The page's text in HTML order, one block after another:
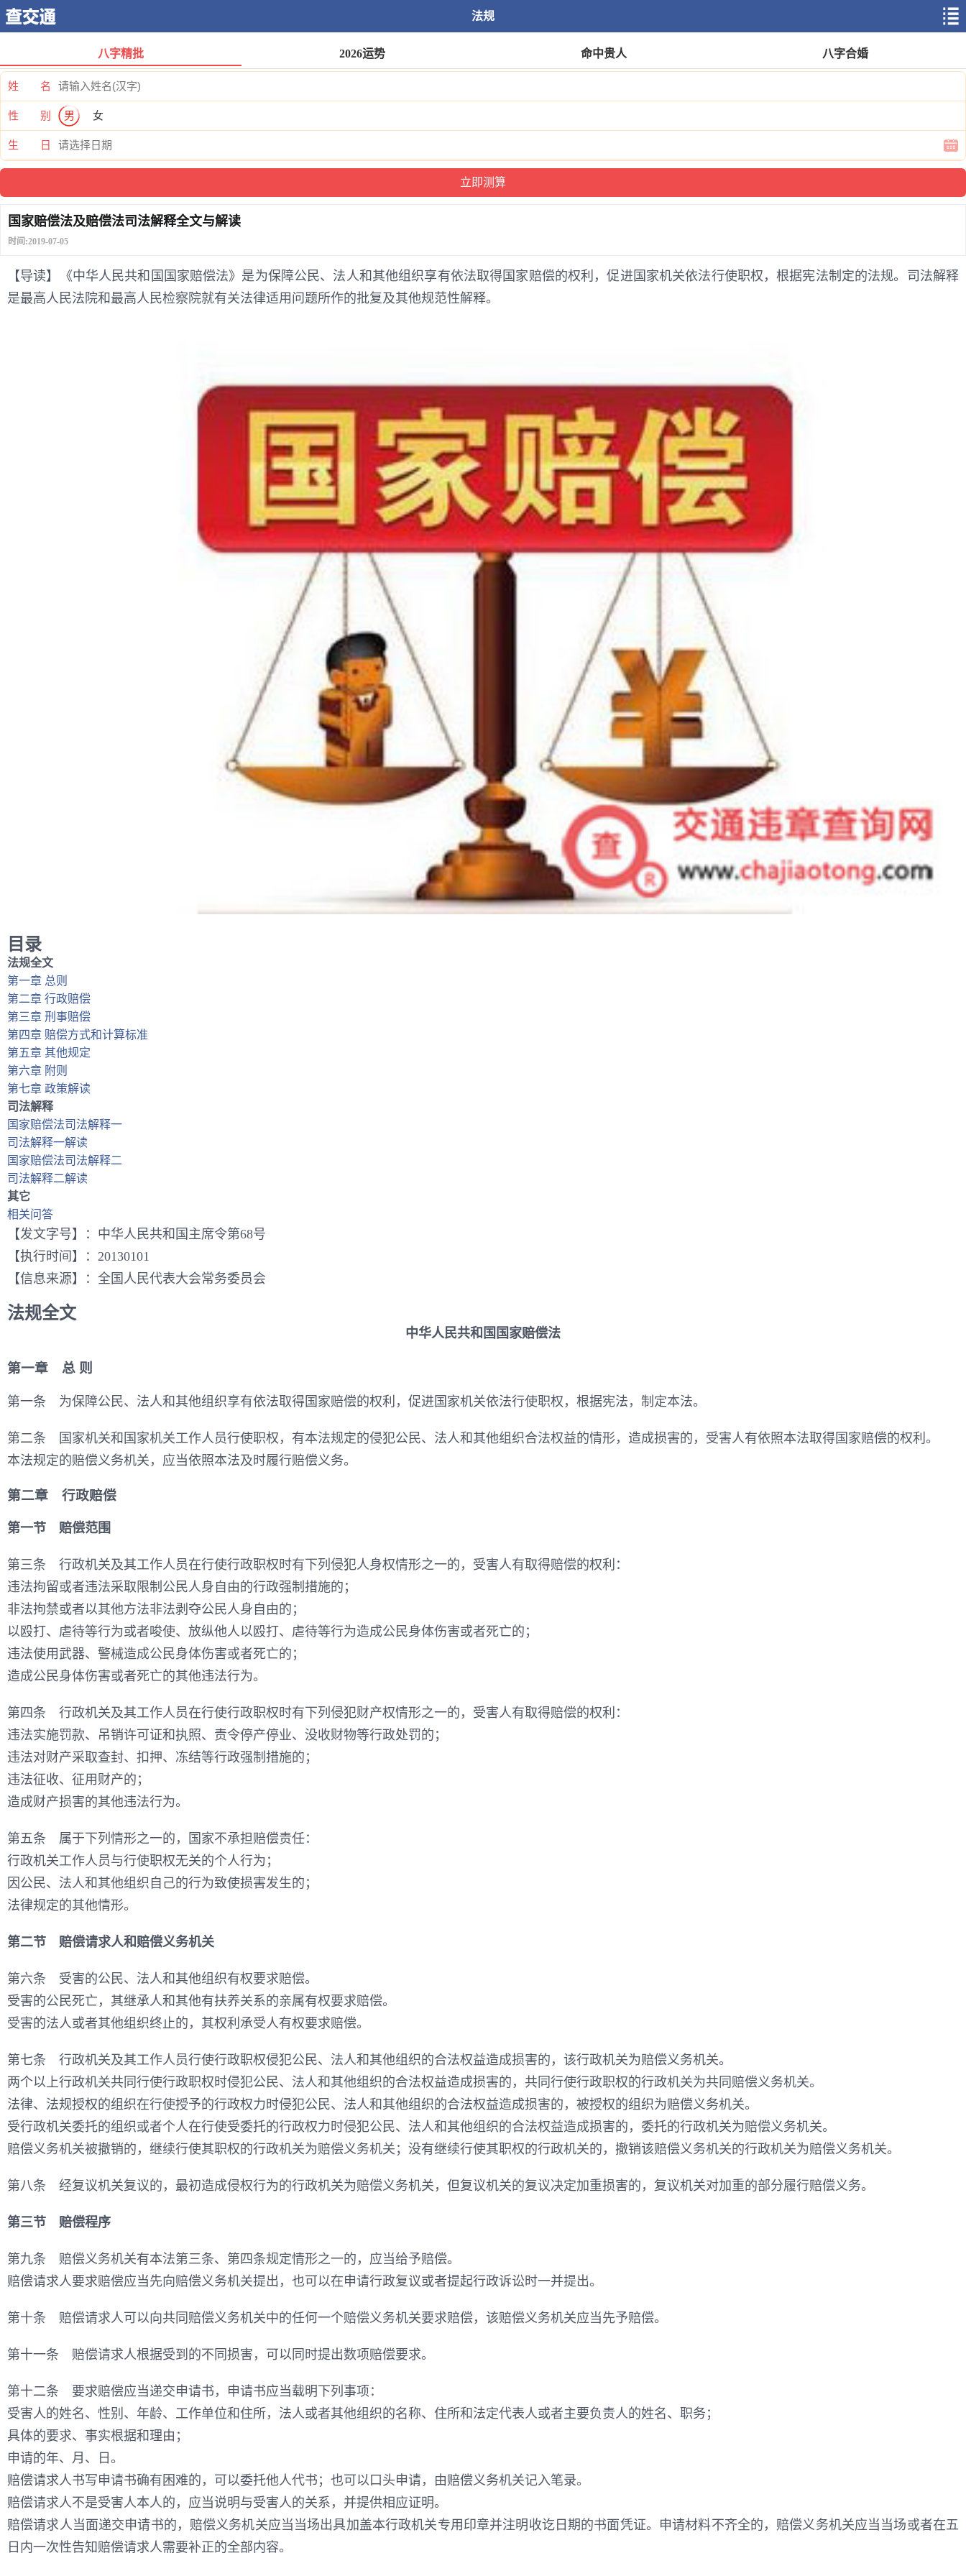
法规
八字精批 2026运势 命中贵人 八字合婚
姓 名
性 别 男 女
生 日
国家赔偿法及赔偿法司法解释全文与解读
时间:2019-07-05
【导读】《中华人民共和国国家赔偿法》是为保障公民、法人和其他组织享有依法取得国家赔偿的权利，促进国家机关依法行使职权，根据宪法制定的法规。司法解释
是最高人民法院和最高人民检察院就有关法律适用问题所作的批复及其他规范性解释。
目录
法规全文
第一章 总则
第二章 行政赔偿
第三章 刑事赔偿
第四章 赔偿方式和计算标准
第五章 其他规定
第六章 附则
第七章 政策解读
司法解释
国家赔偿法司法解释一
司法解释一解读
国家赔偿法司法解释二
司法解释二解读
其它
相关问答
【发文字号】：中华人民共和国主席令第68号
【执行时间】：20130101
【信息来源】：全国人民代表大会常务委员会
法规全文
中华人民共和国国家赔偿法
第一章 总 则
第一条 为保障公民、法人和其他组织享有依法取得国家赔偿的权利，促进国家机关依法行使职权，根据宪法，制定本法。
第二条 国家机关和国家机关工作人员行使职权，有本法规定的侵犯公民、法人和其他组织合法权益的情形，造成损害的，受害人有依照本法取得国家赔偿的权利。
本法规定的赔偿义务机关，应当依照本法及时履行赔偿义务。
第二章 行政赔偿
第一节 赔偿范围
第三条 行政机关及其工作人员在行使行政职权时有下列侵犯人身权情形之一的，受害人有取得赔偿的权利：
违法拘留或者违法采取限制公民人身自由的行政强制措施的；
非法拘禁或者以其他方法非法剥夺公民人身自由的；
以殴打、虐待等行为或者唆使、放纵他人以殴打、虐待等行为造成公民身体伤害或者死亡的；
违法使用武器、警械造成公民身体伤害或者死亡的；
造成公民身体伤害或者死亡的其他违法行为。
第四条 行政机关及其工作人员在行使行政职权时有下列侵犯财产权情形之一的，受害人有取得赔偿的权利：
违法实施罚款、吊销许可证和执照、责令停产停业、没收财物等行政处罚的；
违法对财产采取查封、扣押、冻结等行政强制措施的；
违法征收、征用财产的；
造成财产损害的其他违法行为。
第五条 属于下列情形之一的，国家不承担赔偿责任：
行政机关工作人员与行使职权无关的个人行为；
因公民、法人和其他组织自己的行为致使损害发生的；
法律规定的其他情形。
第二节 赔偿请求人和赔偿义务机关
第六条 受害的公民、法人和其他组织有权要求赔偿。
受害的公民死亡，其继承人和其他有扶养关系的亲属有权要求赔偿。
受害的法人或者其他组织终止的，其权利承受人有权要求赔偿。
第七条 行政机关及其工作人员行使行政职权侵犯公民、法人和其他组织的合法权益造成损害的，该行政机关为赔偿义务机关。
两个以上行政机关共同行使行政职权时侵犯公民、法人和其他组织的合法权益造成损害的，共同行使行政职权的行政机关为共同赔偿义务机关。
法律、法规授权的组织在行使授予的行政权力时侵犯公民、法人和其他组织的合法权益造成损害的，被授权的组织为赔偿义务机关。
受行政机关委托的组织或者个人在行使受委托的行政权力时侵犯公民、法人和其他组织的合法权益造成损害的，委托的行政机关为赔偿义务机关。
赔偿义务机关被撤销的，继续行使其职权的行政机关为赔偿义务机关；没有继续行使其职权的行政机关的，撤销该赔偿义务机关的行政机关为赔偿义务机关。
第八条 经复议机关复议的，最初造成侵权行为的行政机关为赔偿义务机关，但复议机关的复议决定加重损害的，复议机关对加重的部分履行赔偿义务。
第三节 赔偿程序
第九条 赔偿义务机关有本法第三条、第四条规定情形之一的，应当给予赔偿。
赔偿请求人要求赔偿应当先向赔偿义务机关提出，也可以在申请行政复议或者提起行政诉讼时一并提出。
第十条 赔偿请求人可以向共同赔偿义务机关中的任何一个赔偿义务机关要求赔偿，该赔偿义务机关应当先予赔偿。
第十一条 赔偿请求人根据受到的不同损害，可以同时提出数项赔偿要求。
第十二条 要求赔偿应当递交申请书，申请书应当载明下列事项：
受害人的姓名、性别、年龄、工作单位和住所，法人或者其他组织的名称、住所和法定代表人或者主要负责人的姓名、职务；
具体的要求、事实根据和理由；
申请的年、月、日。
赔偿请求人书写申请书确有困难的，可以委托他人代书；也可以口头申请，由赔偿义务机关记入笔录。
赔偿请求人不是受害人本人的，应当说明与受害人的关系，并提供相应证明。
赔偿请求人当面递交申请书的，赔偿义务机关应当当场出具加盖本行政机关专用印章并注明收讫日期的书面凭证。申请材料不齐全的，赔偿义务机关应当当场或者在五
日内一次性告知赔偿请求人需要补正的全部内容。